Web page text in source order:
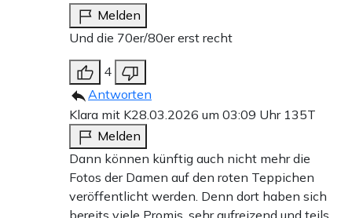
Melden
Und die 70er/80er erst recht
4
Antworten
Klara mit K28.03.2026 um 03:09 Uhr 135T
Melden
Dann können künftig auch nicht mehr die
Fotos der Damen auf den roten Teppichen
veröffentlicht werden. Denn dort haben sich
bereits viele Promis, sehr aufreizend und teils